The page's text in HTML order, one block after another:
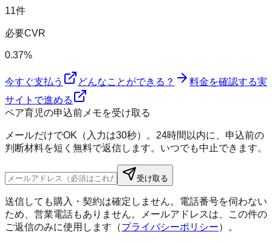
11件
必要CVR
0.37%
今すぐ支払う どんなことができる？ 料金を確認する実
サイトで進める
ペア育児の申込前メモを受け取る
メールだけでOK（入力は30秒）。24時間以内に、申込前の
判断材料を短く無料で返信します。いつでも中止できます。
受け取る
送信しても購入・契約は確定しません。電話番号を伺わない
ため、営業電話もありません。メールアドレスは、この件の
ご返信のみに使用します（プライバシーポリシー）。